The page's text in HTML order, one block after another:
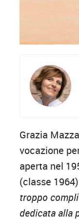
Grazia
vocazione
aperta nel
(classe
troppo
dedicata alla